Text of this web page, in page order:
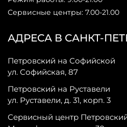
АДРЕСА В САНКТ-
Петровский на Софийской
ул. Софийская, 87
Петровский на Руставели
ул. Руставели, д. 31, корп. 3
Сервисный центр
Сервисные центры: 7.00-21.00